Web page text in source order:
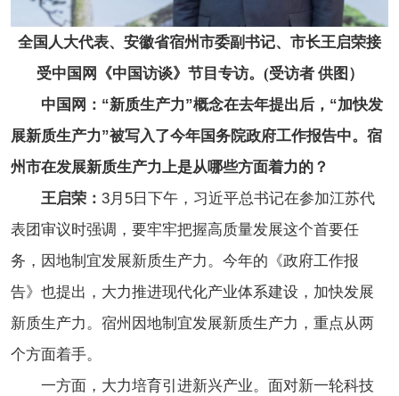
全国人大代表、安徽省宿州市委副书记、市长王启荣接
受中国网《中国访谈》节目专访。(受访者 供图）
中国网：“新质生产力”概念在去年提出后，“加快发
展新质生产力”被写入了今年国务院政府工作报告中。宿
州市在发展新质生产力上是从哪些方面着力的？
王启荣： 3月5日下午，习近平总书记在参加江苏代
表团审议时强调，要牢牢把握高质量发展这个首要任
务，因地制宜发展新质生产力。今年的《政府工作报
告》也提出，大力推进现代化产业体系建设，加快发展
新质生产力。宿州因地制宜发展新质生产力，重点从两
个方面着手。
一方面，大力培育引进新兴产业。面对新一轮科技